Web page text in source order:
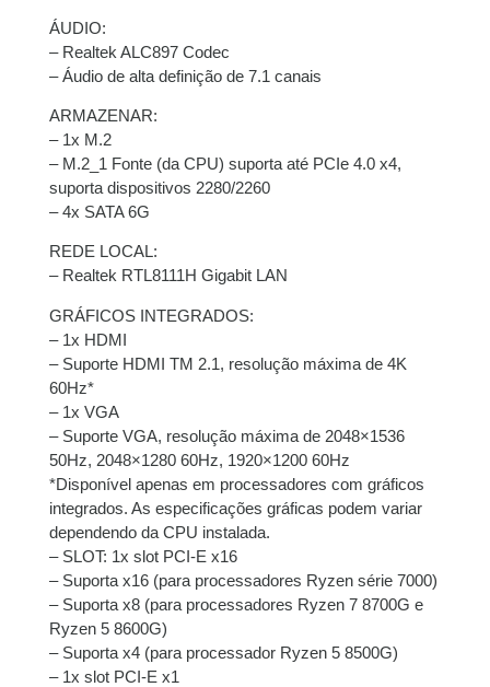
ÁUDIO:
– Realtek ALC897 Codec
– Áudio de alta definição de 7.1 canais
ARMAZENAR:
– 1x M.2
– M.2_1 Fonte (da CPU) suporta até PCIe 4.0 x4,
suporta dispositivos 2280/2260
– 4x SATA 6G
REDE LOCAL:
– Realtek RTL8111H Gigabit LAN
GRÁFICOS INTEGRADOS:
– 1x HDMI
– Suporte HDMI TM 2.1, resolução máxima de 4K
60Hz*
– 1x VGA
– Suporte VGA, resolução máxima de 2048×1536
50Hz, 2048×1280 60Hz, 1920×1200 60Hz
*Disponível apenas em processadores com gráficos
integrados. As especificações gráficas podem variar
dependendo da CPU instalada.
– SLOT: 1x slot PCI-E x16
– Suporta x16 (para processadores Ryzen série 7000)
– Suporta x8 (para processadores Ryzen 7 8700G e
Ryzen 5 8600G)
– Suporta x4 (para processador Ryzen 5 8500G)
– 1x slot PCI-E x1